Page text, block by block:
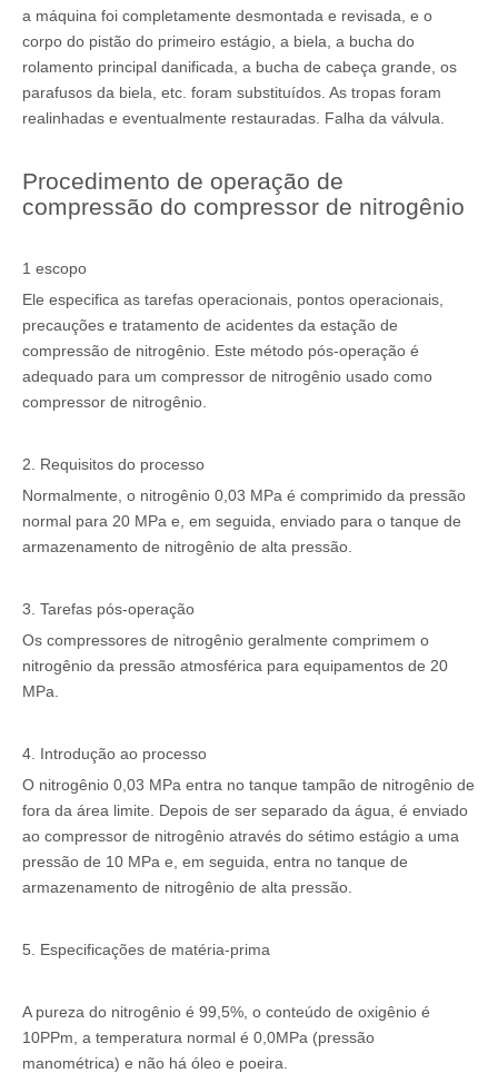
a máquina foi completamente desmontada e revisada, e o
corpo do pistão do primeiro estágio, a biela, a bucha do
rolamento principal danificada, a bucha de cabeça grande, os
parafusos da biela, etc. foram substituídos. As tropas foram
realinhadas e eventualmente restauradas. Falha da válvula.
Procedimento de operação de
compressão do compressor de nitrogênio
1 escopo
Ele especifica as tarefas operacionais, pontos operacionais,
precauções e tratamento de acidentes da estação de
compressão de nitrogênio. Este método pós-operação é
adequado para um compressor de nitrogênio usado como
compressor de nitrogênio.
2. Requisitos do processo
Normalmente, o nitrogênio 0,03 MPa é comprimido da pressão
normal para 20 MPa e, em seguida, enviado para o tanque de
armazenamento de nitrogênio de alta pressão.
3. Tarefas pós-operação
Os compressores de nitrogênio geralmente comprimem o
nitrogênio da pressão atmosférica para equipamentos de 20
MPa.
4. Introdução ao processo
O nitrogênio 0,03 MPa entra no tanque tampão de nitrogênio de
fora da área limite. Depois de ser separado da água, é enviado
ao compressor de nitrogênio através do sétimo estágio a uma
pressão de 10 MPa e, em seguida, entra no tanque de
armazenamento de nitrogênio de alta pressão.
5. Especificações de matéria-prima
A pureza do nitrogênio é 99,5%, o conteúdo de oxigênio é
10PPm, a temperatura normal é 0,0MPa (pressão
manométrica) e não há óleo e poeira.